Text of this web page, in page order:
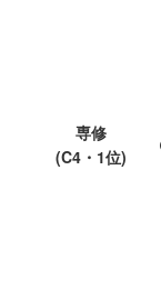
専修
(C4・1位)